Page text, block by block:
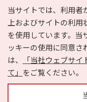
当サイトでは、利用
上およびサイトの利用
を使用しています。当
ッキーの使用に同意さ
は、
「当社ウェブサ
て」 をご覧ください。
e-NAVITA（イーナビ
利用規約
個人情
サイトマップ